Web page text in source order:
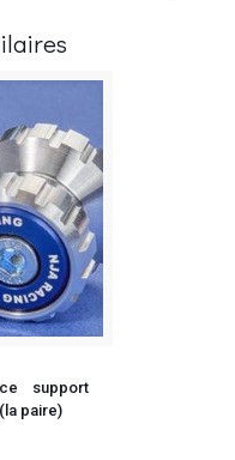
support
paire)